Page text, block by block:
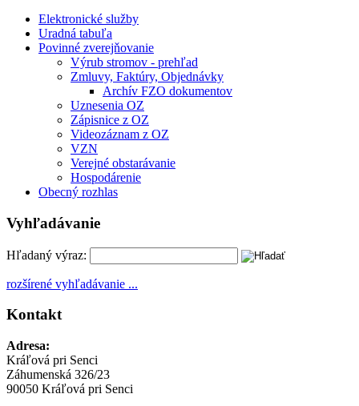
Elektronické služby
Uradná tabuľa
Povinné zverejňovanie
Výrub stromov - prehľad
Zmluvy, Faktúry, Objednávky
Archív FZO dokumentov
Uznesenia OZ
Zápisnice z OZ
Videozáznam z OZ
VZN
Verejné obstarávanie
Hospodárenie
Obecný rozhlas
Vyhľadávanie
Hľadaný výraz:
rozšírené vyhľadávanie ...
Kontakt
Adresa:
Kráľová pri Senci
Záhumenská 326/23
90050 Kráľová pri Senci